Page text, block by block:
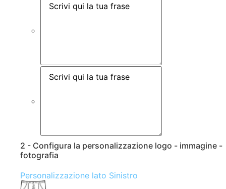
2 - Configura la personalizzazione logo - immagine -
fotografia
Personalizzazione lato Sinistro